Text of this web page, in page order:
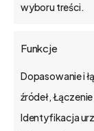
wyboru treści.
Funkcje
Dopasowanie i
źródeł,
Identyfikacja
Jak
API